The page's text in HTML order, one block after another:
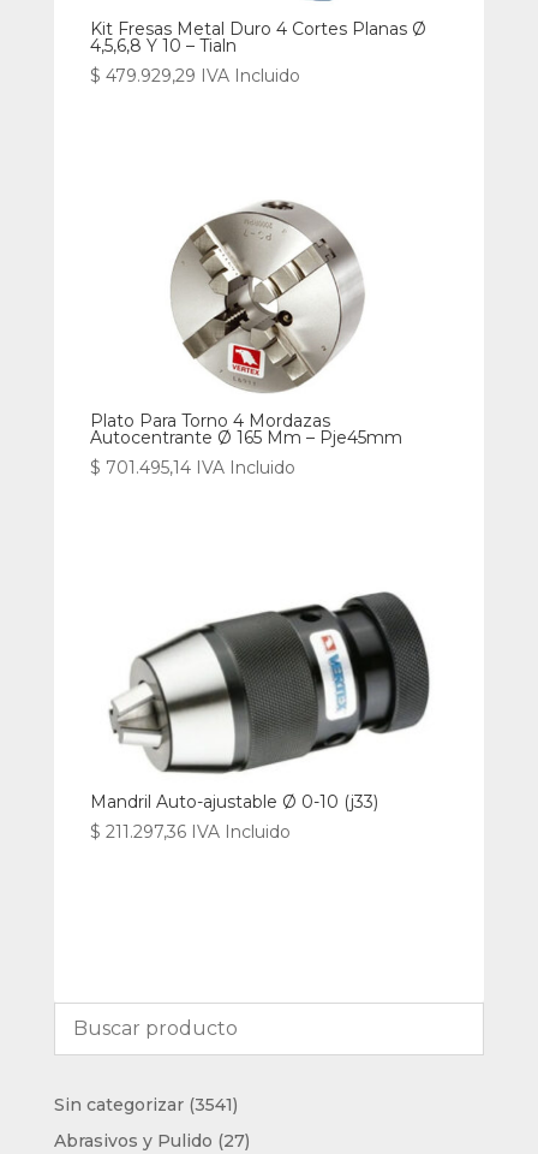
Kit Fresas Metal Duro 4 Cortes Planas Ø
4,5,6,8 Y 10 – Tialn
$ 479.929,29 IVA Incluido
Plato Para Torno 4 Mordazas
Autocentrante Ø 165 Mm – Pje45mm
$ 701.495,14 IVA Incluido
Mandril Auto-ajustable Ø 0-10 (j33)
$ 211.297,36 IVA Incluido
Sin categorizar 35413541
productos
Abrasivos y Pulido 2727